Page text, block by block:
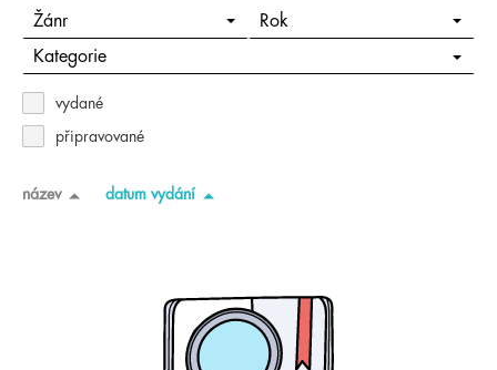
Žánr Rok
Kategorie
vydané
připravované
název datum vydání